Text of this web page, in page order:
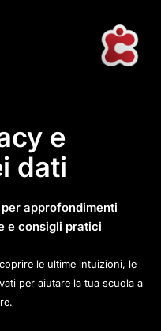
e
dati
approfondimenti
e consigli pratici
le ultime intuizioni, le
per aiutare la tua scuola a